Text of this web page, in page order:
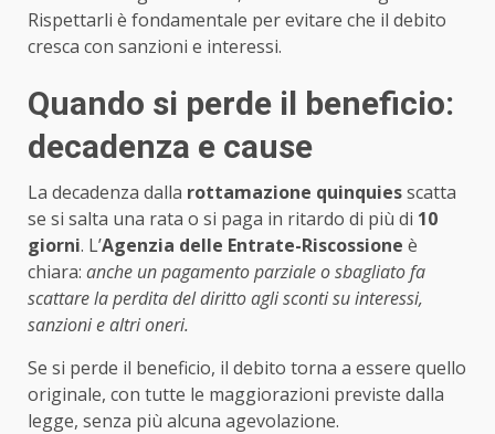
Rispettarli è fondamentale per evitare che il debito
cresca con sanzioni e interessi.
Quando si perde il beneficio:
decadenza e cause
La decadenza dalla rottamazione quinquiesscatta
se si salta una rata o si paga in ritardo di più di 10
giorni. L’Agenzia delle Entrate-Riscossione è
chiara: anche un pagamento parziale o sbagliato fa
scattare la perdita del diritto agli sconti su interessi,
sanzioni e altri oneri.
Se si perde il beneficio, il debito torna a essere quello
originale, con tutte le maggiorazioni previste dalla
legge, senza più alcuna agevolazione.